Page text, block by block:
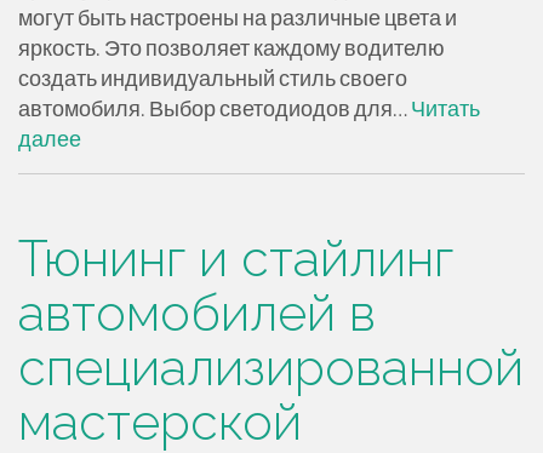
могут быть настроены на различные цвета и
яркость. Это позволяет каждому водителю
создать индивидуальный стиль своего
автомобиля. Выбор светодиодов для…Читать
далее
Тюнинг и стайлинг
автомобилей в
специализированной
мастерской